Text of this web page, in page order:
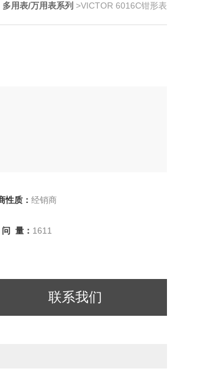
多用表/万用表系列 >VICTOR 6016C钳形表
性质： 经销商
量： 1611
联系我们